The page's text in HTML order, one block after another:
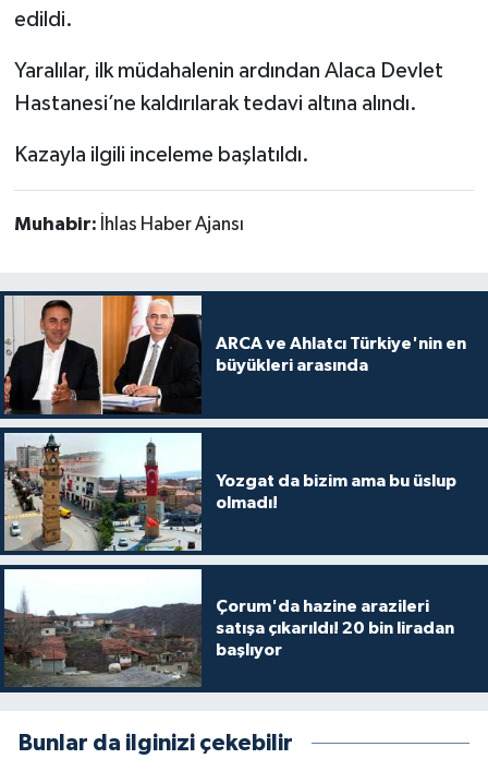
edildi.
Yaralılar, ilk müdahalenin ardından Alaca Devlet
Hastanesi’ne kaldırılarak tedavi altına alındı.
Kazayla ilgili inceleme başlatıldı.
Muhabir: İhlas Haber Ajansı
ARCA ve Ahlatcı Türkiye'nin en
büyükleri arasında
Yozgat da bizim ama bu üslup
olmadı!
Çorum'da hazine arazileri
satışa çıkarıldı! 20 bin liradan
başlıyor
Bunlar da ilginizi çekebilir